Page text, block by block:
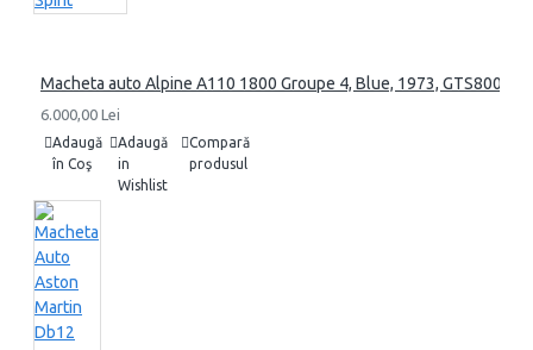
Macheta auto Alpine A110 1800 Groupe 4, Blue, 1973,
6.000,00 Lei
Adaugă
în Coş
Adaugă
in
Wishlist
Compară
produsul